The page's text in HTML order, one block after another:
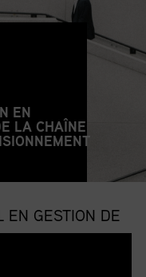
EN
LA CHAÎNE
EN GESTION DE